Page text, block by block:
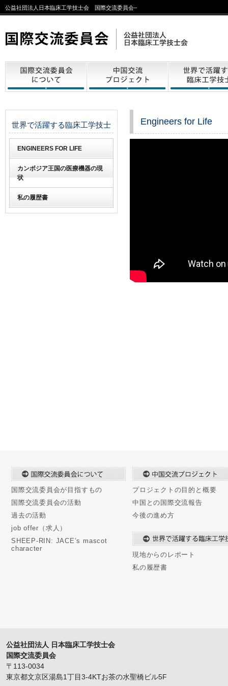
公益社団法人日本臨床工学技士会 国際交流委員会–
Engineers for Life
世界で活躍する臨床工学技士
ENGINEERS FOR LIFE
カンボジア王国の医療機器の現
状
私の履歴書
国際交流委員会が目指すもの
国際交流委員会の活動
過去の活動
job offer（求人）
SHEEP-RIN: JACE’s mascot
character
プロジェクトの目的と概要
中国との国際交流報告
今後の進め方
現地からのレポート
私の履歴書
公益社団法人 日本臨床工学技士会
国際交流委員会
〒113-0034
東京都文京区湯島1丁目3-4KTお茶の水聖橋ビル5F